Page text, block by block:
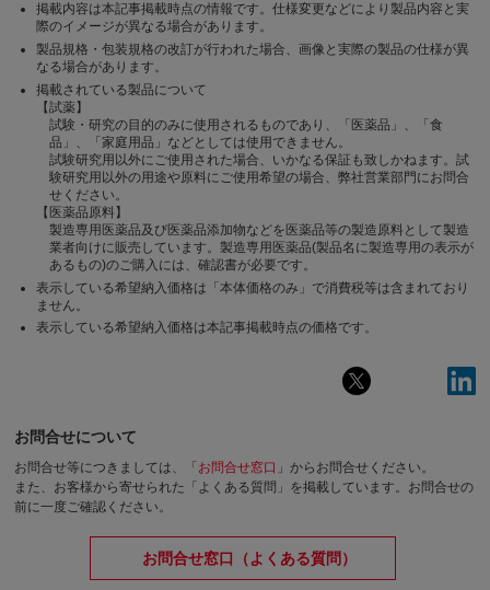
掲載内容は本記事掲載時点の情報です。仕様変更などにより製品内容と実
際のイメージが異なる場合があります。
製品規格・包装規格の改訂が行われた場合、画像と実際の製品の仕様が異
なる場合があります。
掲載されている製品について
【試薬】
試験・研究の目的のみに使用されるものであり、「医薬品」、「食
品」、「家庭用品」などとしては使用できません。
試験研究用以外にご使用された場合、いかなる保証も致しかねます。試
験研究用以外の用途や原料にご使用希望の場合、弊社営業部門にお問合
せください。
【医薬品原料】
製造専用医薬品及び医薬品添加物などを医薬品等の製造原料として製造
業者向けに販売しています。製造専用医薬品(製品名に製造専用の表示が
あるもの)のご購入には、確認書が必要です。
表示している希望納入価格は「本体価格のみ」で消費税等は含まれており
ません。
表示している希望納入価格は本記事掲載時点の価格です。
お問合せについて
お問合せ等につきましては、「 お問合せ窓口 」からお問合せください。
また、お客様から寄せられた「よくある質問」を掲載しています。お問合せの
前に一度ご確認ください。
お問合せ窓口（よくある質問）